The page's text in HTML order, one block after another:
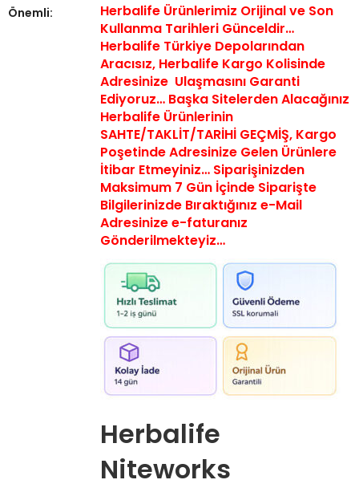
Önemli:
Herbalife Ürünlerimiz Orijinal ve Son
Kullanma Tarihleri Günceldir…
Herbalife Türkiye Depolarından
Aracısız, Herbalife Kargo Kolisinde
Adresinize Ulaşmasını Garanti
Ediyoruz… Başka Sitelerden Alacağınız
Herbalife Ürünlerinin
SAHTE/TAKLİT/TARİHİ GEÇMİŞ, Kargo
Poşetinde Adresinize Gelen Ürünlere
İtibar Etmeyiniz… Siparişinizden
Maksimum 7 Gün İçinde Siparişte
Bilgilerinizde Bıraktığınız e-Mail
Adresinize e-faturanız
Gönderilmekteyiz…
Herbalife
Niteworks